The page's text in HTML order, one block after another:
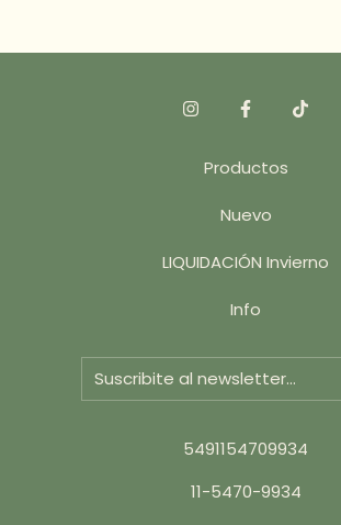
Productos
Nuevo
LIQUIDACIÓN Invierno
Info
5491154709934
11-5470-9934